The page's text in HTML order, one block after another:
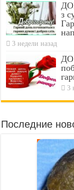
з
3 недели назад
3
Последние